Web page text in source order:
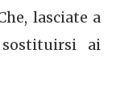
lasciate a
ai